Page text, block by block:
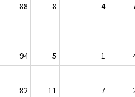
88 8 4
94 5 1
82 11 7